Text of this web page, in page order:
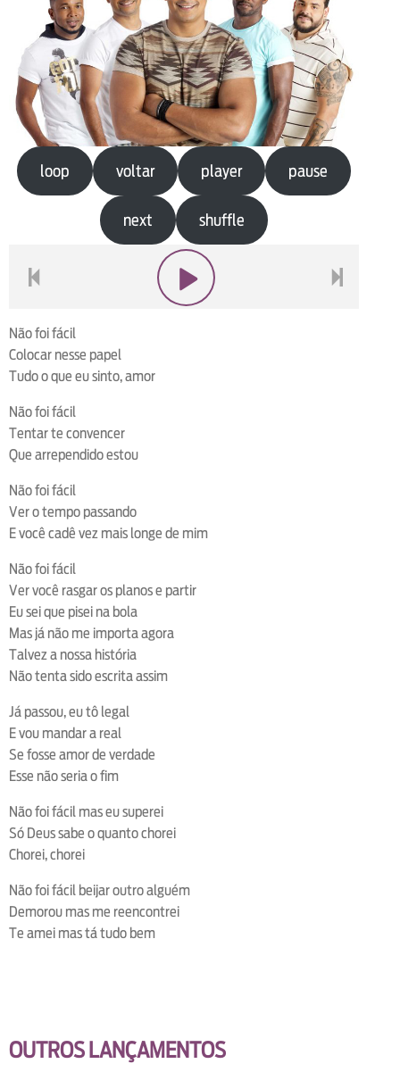
loop voltar player pause
next shuffle
Não foi fácil
Colocar nesse papel
Tudo o que eu sinto, amor
Não foi fácil
Tentar te convencer
Que arrependido estou
Não foi fácil
Ver o tempo passando
E você cadê vez mais longe de mim
Não foi fácil
Ver você rasgar os planos e partir
Eu sei que pisei na bola
Mas já não me importa agora
Talvez a nossa história
Não tenta sido escrita assim
Já passou, eu tô legal
E vou mandar a real
Se fosse amor de verdade
Esse não seria o fim
Não foi fácil mas eu superei
Só Deus sabe o quanto chorei
Chorei, chorei
Não foi fácil beijar outro alguém
Demorou mas me reencontrei
Te amei mas tá tudo bem
OUTROS LANÇAMENTOS